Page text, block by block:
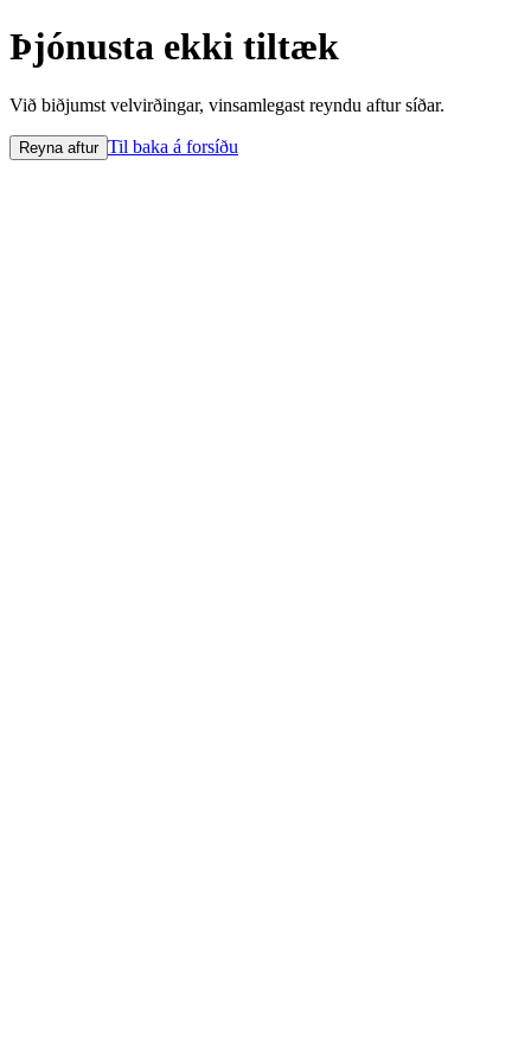
Þjónusta ekki tiltæk
Við biðjumst velvirðingar, vinsamlegast reyndu aftur síðar.
Reyna aftur Til baka á forsíðu